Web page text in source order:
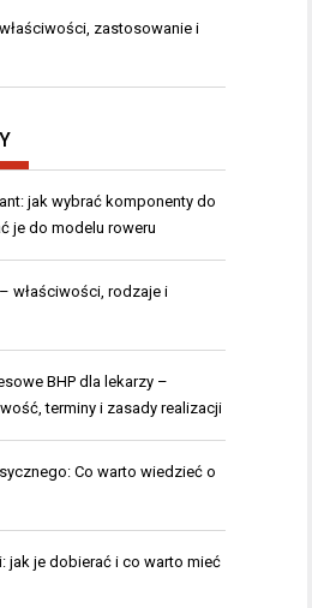
zastosowanie i
jak wybrać komponenty do
je do modelu roweru
właściwości, rodzaje i
BHP dla lekarzy –
terminy i zasady realizacji
Co warto wiedzieć o
jak je dobierać i co warto mieć